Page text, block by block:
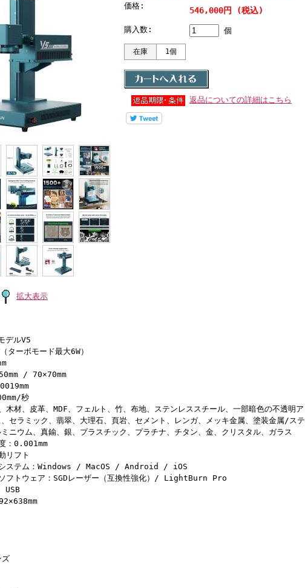
拡大表示
価格: 546,000円 (税込)
購入数: 個
在庫 1個
返品についての詳細はこちら
デルV5
ターボモード最大6W）
/ 70×70mm
秒
木材、皮革、MDF、フェルト、竹、布地、ステンレススチール、一部暗色の不透明ア
セラミック、翡翠、大理石、頁岩、セメント、レンガ、メッキ金属、塗装金属/ステ
ニウム、真鍮、銀、プラスチック、プラチナ、チタン、金、クリスタル、ガラス
：0.001mm
リフト
システム：Windows / MacOS / Android / iOS
フトウェア：SGDレーザー（互換性強化）/ LightBurn Pro
ズ